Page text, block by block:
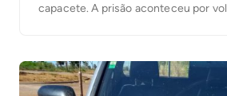
capacete. A prisão aconteceu por
anos transitava sentido Imperatriz à